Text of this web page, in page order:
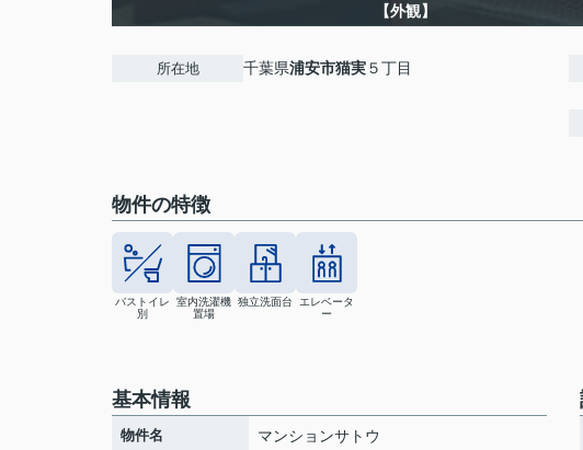
【外観】
所在地 千葉県浦安市猫実５丁目
物件の特徴
バストイレ
別
室内洗濯機
置場
独立洗面台
エレベータ
ー
基本情報
物件名 マンションサトウ